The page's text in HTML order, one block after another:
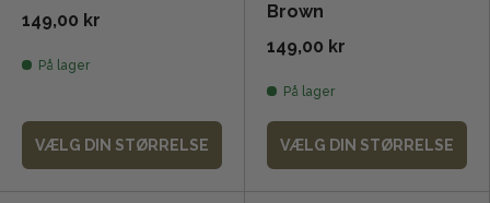
149,00 kr
På lager
VÆLG DIN STØRRELSE
Brown
149,00 kr
På lager
VÆLG DIN STØRRELSE